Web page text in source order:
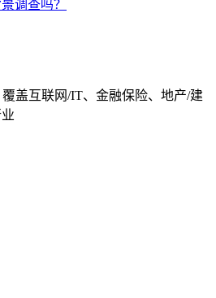
调查吗？
盖互联网/IT、金融保险、地产/建